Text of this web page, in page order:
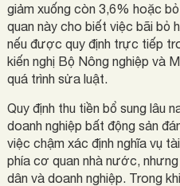
giảm xuống còn 3,6% hoặc
quan này cho biết việc bãi bỏ
nếu được quy định trực tiếp
kiến nghị Bộ Nông nghiệp và
quá trình sửa luật.
Quy định thu tiền bổ sung lâu
doanh nghiệp bất động sản
việc chậm xác định nghĩa vụ
phía cơ quan nhà nước,
dân và doanh nghiệp. Trong